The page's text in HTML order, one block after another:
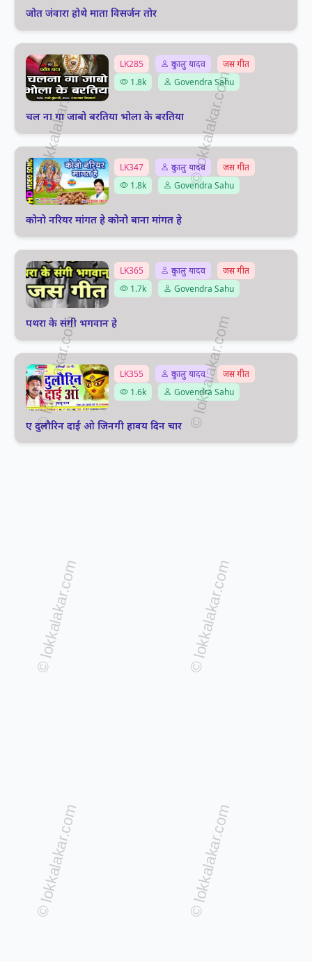
जोत जंवारा होथे माता विसर्जन तोर
LK285 दुकालु यादव
जस गीत
1.8k
Govendra Sahu
चल ना गा जाबो बरतिया भोला के बरतिया
LK347 दुकालु यादव
जस गीत
1.8k
Govendra Sahu
कोनो नरियर मांगत हे कोनो बाना मांगत हे
LK365 दुकालु यादव
जस गीत
1.7k
Govendra Sahu
पथरा के संगी भगवान हे
LK355 दुकालु यादव
जस गीत
1.6k
Govendra Sahu
ए दुलौरिन दाई ओ जिनगी हावय दिन चार